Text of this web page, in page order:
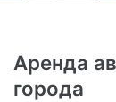
Аренда
города